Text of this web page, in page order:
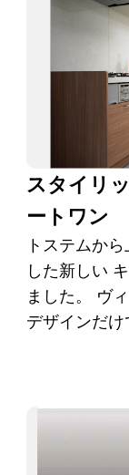
スタイリ
ートワン
トステムか
した新しい
ました。 ヴ
デザインだけ